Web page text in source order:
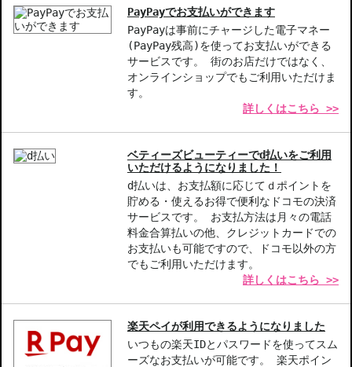
【こんな方へおすすめ】
マットな仕上がりを求める方。
一日中崩れないファンデーションを探している方。
PayPayでお支払いができます
PayPayは事前にチャージした電子マネー
(PayPay残高)を使ってお支払いができる
サービスです。 街のお店だけではなく、
オンラインショップでもご利用いただけま
す。
詳しくはこちら >>
ベティーズビューティーでd払いをご利用
いただけるようになりました！
d払いは、お支払額に応じてｄポイントを
貯める・使えるお得で便利なドコモの決済
サービスです。 お支払方法は月々の電話
料金合算払いの他、クレジットカードでの
お支払いも可能ですので、ドコモ以外の方
でもご利用いただけます。
詳しくはこちら >>
楽天ペイが利用できるようになりました
いつもの楽天IDとパスワードを使ってスム
ーズなお支払いが可能です。 楽天ポイン